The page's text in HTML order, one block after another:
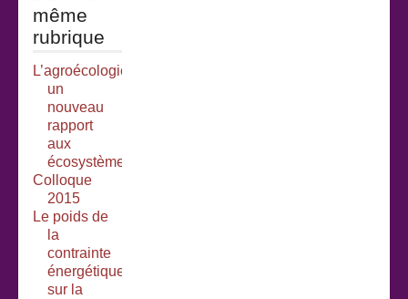
même
rubrique
L’agroécologie :
un
nouveau
rapport
aux
écosystèmes
Colloque
2015
Le poids de
la
contrainte
énergétique
sur la